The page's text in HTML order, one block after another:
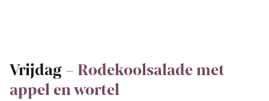
Vrijdag – Rodekoolsalade met
appel en wortel